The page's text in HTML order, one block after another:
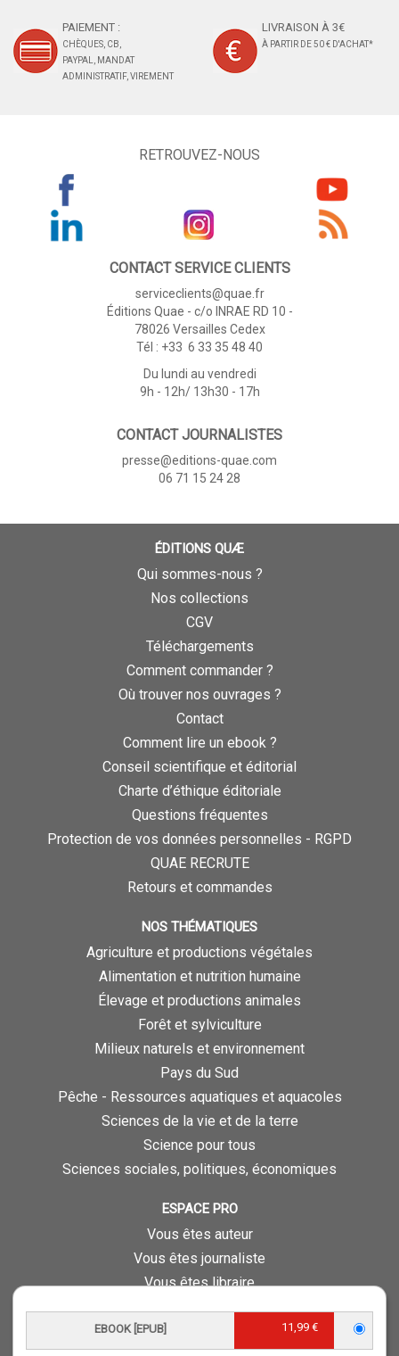
EBOOK [EPUB] 11,99 €
PAIEMENT :
CHÈQUES, CB,
PAYPAL, MANDAT
ADMINISTRATIF, VIREMENT
LIVRAISON À 3€
À PARTIR DE 50 € D'ACHAT*
RETROUVEZ-NOUS
CONTACT SERVICE CLIENTS
serviceclients@quae.fr
Éditions Quae - c/o INRAE RD 10 -
78026 Versailles Cedex
Tél : +33 6 33 35 48 40
Du lundi au vendredi
9h - 12h/ 13h30 - 17h
CONTACT JOURNALISTES
presse@editions-quae.com
06 71 15 24 28
ÉDITIONS QUÆ
Qui sommes-nous ?
Nos collections
CGV
Téléchargements
Comment commander ?
Où trouver nos ouvrages ?
Contact
Comment lire un ebook ?
Conseil scientifique et éditorial
Charte d’éthique éditoriale
Questions fréquentes
Protection de vos données personnelles - RGPD
QUAE RECRUTE
Retours et commandes
NOS THÉMATIQUES
Agriculture et productions végétales
Alimentation et nutrition humaine
Élevage et productions animales
Forêt et sylviculture
Milieux naturels et environnement
Pays du Sud
Pêche - Ressources aquatiques et aquacoles
Sciences de la vie et de la terre
Science pour tous
Sciences sociales, politiques, économiques
ESPACE PRO
Vous êtes auteur
Vous êtes journaliste
Vous êtes libraire
Foreign rights